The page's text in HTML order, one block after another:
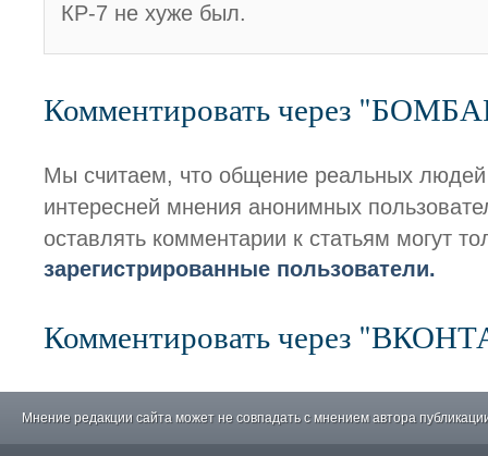
КР-7 не хуже был.
Комментировать через
Мы считаем, что общение реальных
интересней мнения анонимных
оставлять комментарии к статьям могут
зарегистрированные пользователи.
Комментировать через
Мнение редакции сайта может не совпадать с мнением автора